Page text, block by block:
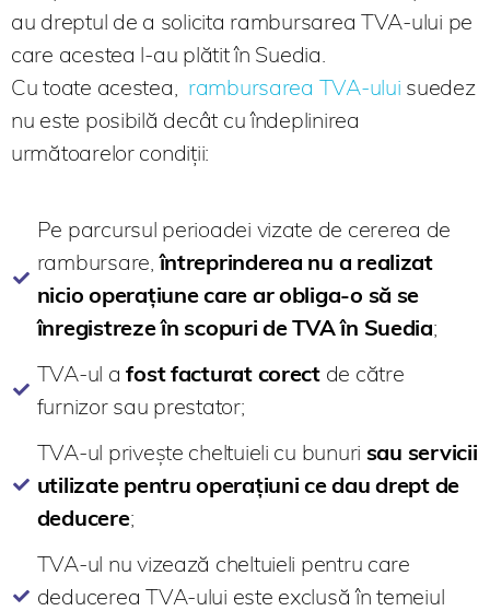
au dreptul de a solicita rambursarea TVA-ului pe
care acestea l-au plătit în Suedia.
Cu toate acestea, rambursarea TVA-ului suedez
nu este posibilă decât cu îndeplinirea
următoarelor condiții:
Pe parcursul perioadei vizate de cererea de
rambursare,întreprinderea nu a realizat
nicio operațiune care ar obliga-o să se
înregistreze în scopuri de TVA în Suedia;
TVA-ul afost facturat corectde către
furnizor sau prestator;
TVA-ul privește cheltuieli cu bunuri sau servicii
utilizate pentru operațiuni ce dau drept de
deducere;
TVA-ul nu vizează cheltuieli pentru care
deducerea TVA-ului este exclusă în temeiul